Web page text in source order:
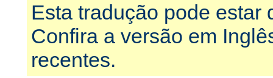
Esta tradução pode estar
Confira a versão em
recentes.